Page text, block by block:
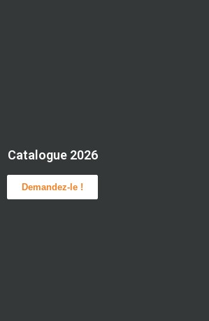
Catalogue 2026
Demandez-le !